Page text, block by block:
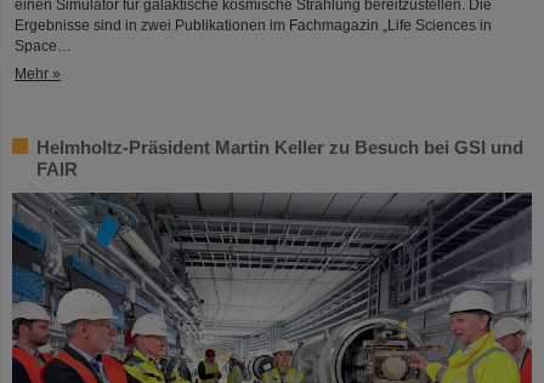
einen Simulator für galaktische kosmische Strahlung bereitzustellen. Die
Ergebnisse sind in zwei Publikationen im Fachmagazin „Life Sciences in
Space…
Mehr »
Helmholtz-Präsident Martin Keller zu Besuch bei GSI und
FAIR